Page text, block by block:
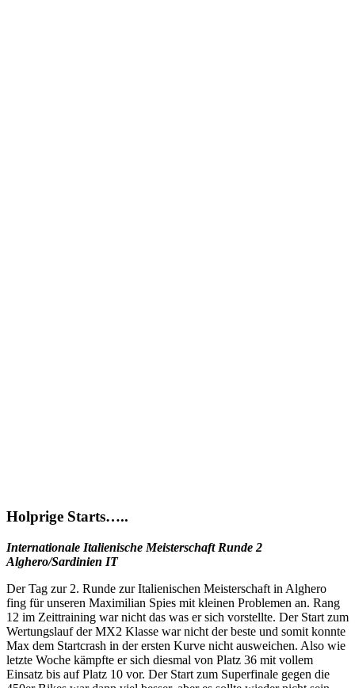
Holprige Starts…..
Internationale Italienische Meisterschaft Runde 2
Alghero/Sardinien IT
Der Tag zur 2. Runde zur Italienischen Meisterschaft in Alghero
fing für unseren Maximilian Spies mit kleinen Problemen an. Rang
12 im Zeittraining war nicht das was er sich vorstellte. Der Start zum
Wertungslauf der MX2 Klasse war nicht der beste und somit konnte
Max dem Startcrash in der ersten Kurve nicht ausweichen. Also wie
letzte Woche kämpfte er sich diesmal von Platz 36 mit vollem
Einsatz bis auf Platz 10 vor. Der Start zum Superfinale gegen die